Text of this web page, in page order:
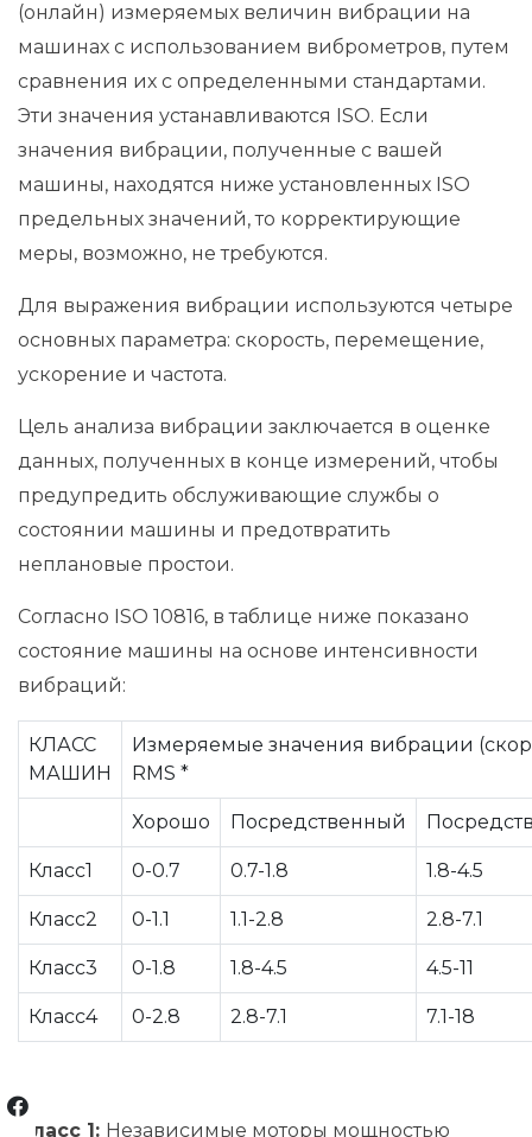
(онлайн) измеряемых величин вибрации на
машинах с использованием виброметров, путем
сравнения их с определенными стандартами.
Эти значения устанавливаются ISO. Если
значения вибрации, полученные с вашей
машины, находятся ниже установленных ISO
предельных значений, то корректирующие
меры, возможно, не требуются.
Для выражения вибрации используются четыре
основных параметра: скорость, перемещение,
ускорение и частота.
Цель анализа вибрации заключается в оценке
данных, полученных в конце измерений, чтобы
предупредить обслуживающие службы о
состоянии машины и предотвратить
неплановые простои.
Согласно ISO 10816, в таблице ниже показано
состояние машины на основе интенсивности
вибраций:
КЛАСС
МАШИН
Измеряемые значения вибрации
RMS *
Хорошо Посредственный
Класс1 0-0.7 0.7-1.8 1.8-4.5
Класс2 0-1.1 1.1-2.8 2.8-7.1
Класс3 0-1.8 1.8-4.5 4.5-11
Класс4 0-2.8 2.8-7.1 7.1-18
Класс 1: Независимые моторы мощностью